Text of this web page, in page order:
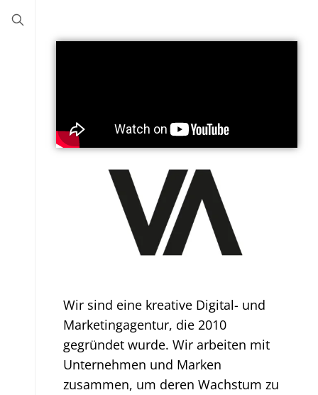
Wir sind eine kreative Digital- und
Marketingagentur, die 2010
gegründet wurde. Wir arbeiten mit
Unternehmen und Marken
zusammen, um deren Wachstum zu